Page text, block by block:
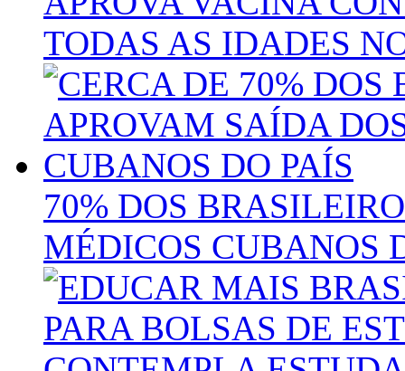
TODAS AS IDADES
70% DOS
MÉDICOS CUBANOS